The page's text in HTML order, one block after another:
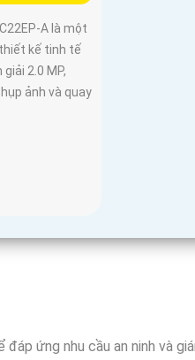
A là một
kế tinh tế
2.0 MP,
ảnh và quay
ứng nhu cầu an ninh và